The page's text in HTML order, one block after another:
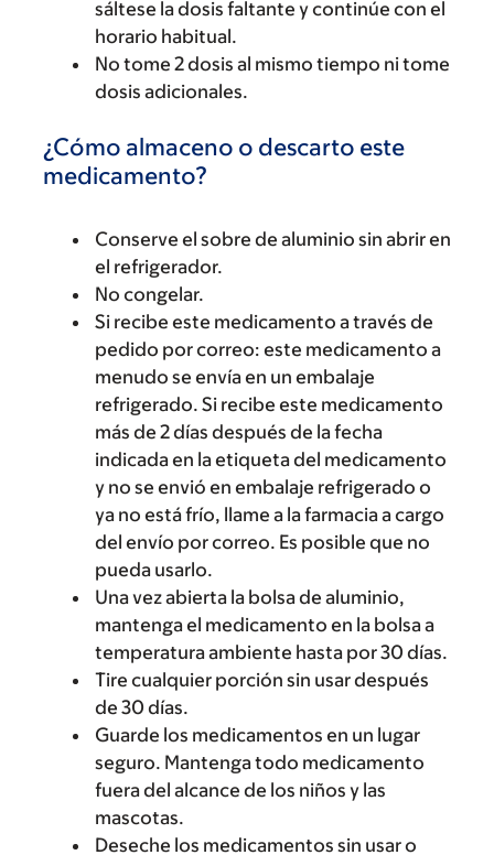
sáltese la dosis faltante y continúe con el
horario habitual.
No tome 2 dosis al mismo tiempo ni tome
dosis adicionales.
¿Cómo almaceno o descarto este
medicamento?
Conserve el sobre de aluminio sin abrir en
el refrigerador.
No congelar.
Si recibe este medicamento a través de
pedido por correo: este medicamento a
menudo se envía en un embalaje
refrigerado. Si recibe este medicamento
más de 2 días después de la fecha
indicada en la etiqueta del medicamento
y no se envió en embalaje refrigerado o
ya no está frío, llame a la farmacia a cargo
del envío por correo. Es posible que no
pueda usarlo.
Una vez abierta la bolsa de aluminio,
mantenga el medicamento en la bolsa a
temperatura ambiente hasta por 30 días.
Tire cualquier porción sin usar después
de 30 días.
Guarde los medicamentos en un lugar
seguro. Mantenga todo medicamento
fuera del alcance de los niños y las
mascotas.
Deseche los medicamentos sin usar o